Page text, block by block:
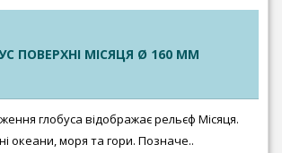
ПОВЕРХНІ МІСЯЦЯ Ø 160 ММ
глобуса відображає рельєф Місяця.
океани, моря та гори. Позначе..